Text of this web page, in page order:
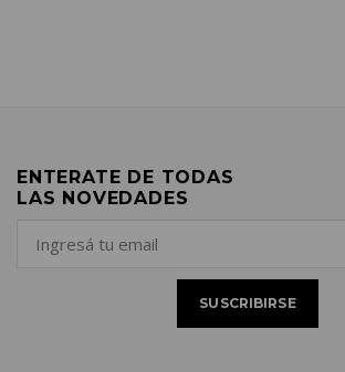
ENTERATE DE TODAS
LAS NOVEDADES